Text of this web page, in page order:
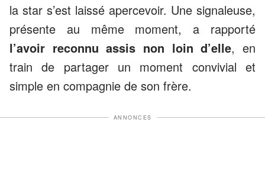
la star s’est laissé apercevoir. Une signaleuse,
présente au même moment, a rapporté
l’avoir reconnu assis non loin d’elle, en
train de partager un moment convivial et
simple en compagnie de son frère.
ANNONCES